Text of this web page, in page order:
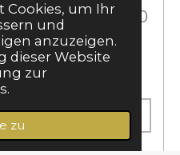
Cookies, um Ihr
und
anzuzeigen.
dieser Website
zur
zu
Seidenkissen/60
x60cm
230,00 CHF
zzgl.